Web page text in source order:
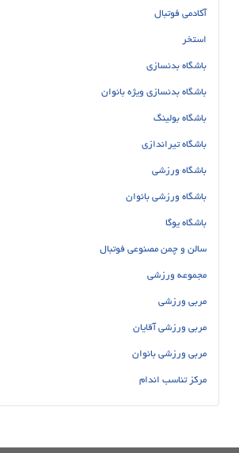
آکادمی فوتبال
استخر
باشگاه بدنسازی
باشگاه بدنسازی ویژه بانوان
باشگاه بولینگ
باشگاه تیراندازی
باشگاه ورزشی
باشگاه ورزشی بانوان
باشگاه یوگا
سالن و چمن مصنوعی فوتبال
مجموعه ورزشی
مربی ورزشی
مربی ورزشی آقایان
مربی ورزشی بانوان
مرکز تناسب اندام